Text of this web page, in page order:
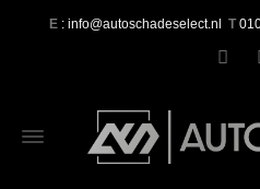
E : info@autoschadeselect.nl T